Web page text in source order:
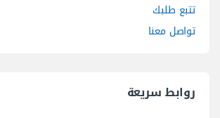
تتبع طلبك
تواصل معنا
روابط سريعة